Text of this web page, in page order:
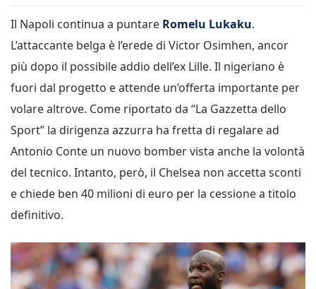
Il Napoli continua a puntare Romelu Lukaku.
L’attaccante belga è l’erede di Victor Osimhen, ancor
più dopo il possibile addio dell’ex Lille. Il nigeriano è
fuori dal progetto e attende un’offerta importante per
volare altrove. Come riportato da “La Gazzetta dello
Sport” la dirigenza azzurra ha fretta di regalare ad
Antonio Conte un nuovo bomber vista anche la volontà
del tecnico. Intanto, però, il Chelsea non accetta sconti
e chiede ben 40 milioni di euro per la cessione a titolo
definitivo.